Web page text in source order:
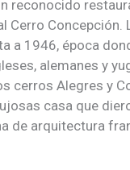
reconocido
Cerro Concepción.
a 1946, época
alemanes y
cerros Alegres y
casa que
de arquitectura